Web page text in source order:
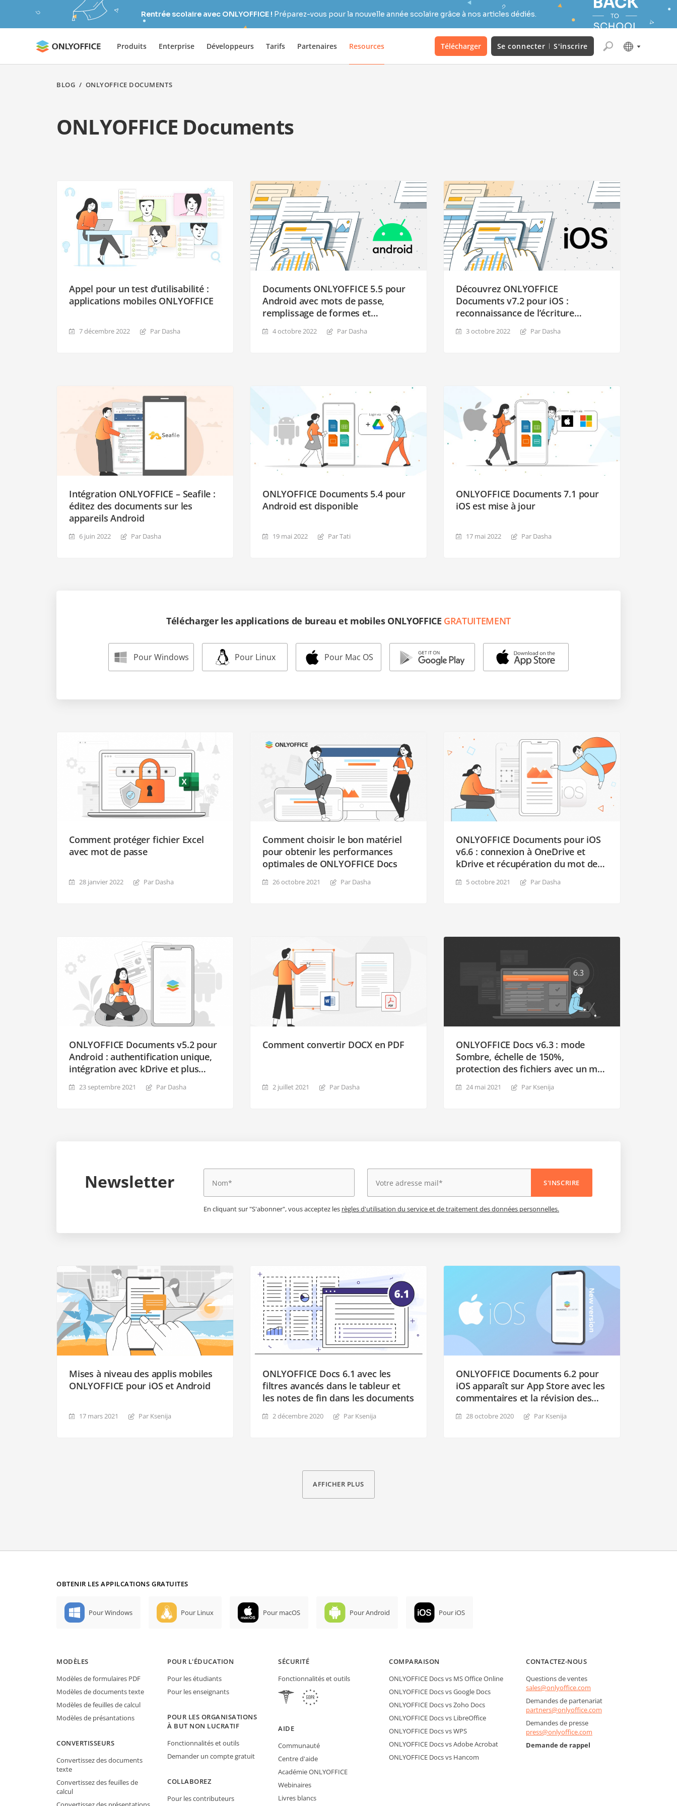
Rentrée scolaire avec ONLYOFFICE ! Préparez-vous pour la nouvelle année scolaire grâce à nos articles dédiés.
Produits Enterprise Développeurs Tarifs Partenaires Resources Télécharger Se connecter S'inscrire
BLOG / ONLYOFFICE DOCUMENTS
ONLYOFFICE Documents
Appel pour un test d’utilisabilité :
applications mobiles ONLYOFFICE
7 décembre 2022 Par Dasha
Documents ONLYOFFICE 5.5 pour
Android avec mots de passe,
remplissage de formes et
utilisateur
4 octobre 2022 Par Dasha
Découvrez ONLYOFFICE
Documents v7.2 pour iOS :
reconnaissance de l’écriture
documents, filtres de recherche,
3 octobre 2022 Par Dasha
Intégration ONLYOFFICE – Seafile :
éditez des documents sur les
appareils Android
6 juin 2022 Par Dasha
ONLYOFFICE Documents 5.4 pour
Android est disponible
19 mai 2022 Par Tati
ONLYOFFICE Documents 7.1 pour
iOS est mise à jour
17 mai 2022 Par Dasha
Télécharger les applications de bureau et mobiles ONLYOFFICE GRATUITEMENT
Pour Windows Pour Linux Pour Mac OS
Comment protéger fichier Excel
avec mot de passe
28 janvier 2022 Par Dasha
Comment choisir le bon matériel
pour obtenir les performances
optimales de ONLYOFFICE Docs
26 octobre 2021 Par Dasha
ONLYOFFICE Documents pour iOS
v6.6 : connexion à OneDrive et
kDrive et récupération du mot de
5 octobre 2021 Par Dasha
ONLYOFFICE Documents v5.2 pour
Android : authentification unique,
intégration avec kDrive et plus
23 septembre 2021 Par Dasha
Comment convertir DOCX en PDF
2 juillet 2021 Par Dasha
ONLYOFFICE Docs v6.3 : mode
Sombre, échelle de 150%,
protection des fichiers avec un mot
24 mai 2021 Par Ksenija
Newsletter S'INSCRIRE
En cliquant sur "S'abonner", vous acceptez les règles d'utilisation du service et de traitement des données personnelles.
Mises à niveau des applis mobiles
ONLYOFFICE pour iOS et Android
17 mars 2021 Par Ksenija
ONLYOFFICE Docs 6.1 avec les
filtres avancés dans le tableur et
les notes de fin dans les documents
2 décembre 2020 Par Ksenija
ONLYOFFICE Documents 6.2 pour
iOS apparaît sur App Store avec les
commentaires et la révision des
28 octobre 2020 Par Ksenija
AFFICHER PLUS
OBTENIR LES APPILCATIONS GRATUITES
Pour Windows Pour Linux Pour macOS Pour Android Pour iOS
MODÈLES
Modèles de formulaires PDF
Modèles de documents texte
Modèles de feuilles de calcul
Modèles de présantations
CONVERTISSEURS
Convertissez des documents
texte
Convertissez des feuilles de
calcul
POUR L'ÉDUCATION
Pour les étudiants
Pour les enseignants
POUR LES ORGANISATIONS
À BUT NON LUCRATIF
Fonctionnalités et outils
Demander un compte gratuit
COLLABOREZ
Pour les contributeurs
SÉCURITÉ
Fonctionnalités et outils
AIDE
Communauté
Centre d'aide
Académie ONLYOFFICE
Webinaires
Livres blancs
COMPARAISON
ONLYOFFICE Docs vs MS Office Online
ONLYOFFICE Docs vs Google Docs
ONLYOFFICE Docs vs Zoho Docs
ONLYOFFICE Docs vs LibreOffice
ONLYOFFICE Docs vs WPS
ONLYOFFICE Docs vs Adobe Acrobat
ONLYOFFICE Docs vs Hancom
CONTACTEZ-NOUS
Questions de ventes
sales@onlyoffice.com
Demandes de partenariat
partners@onlyoffice.com
Demandes de presse
press@onlyoffice.com
Demande de rappel